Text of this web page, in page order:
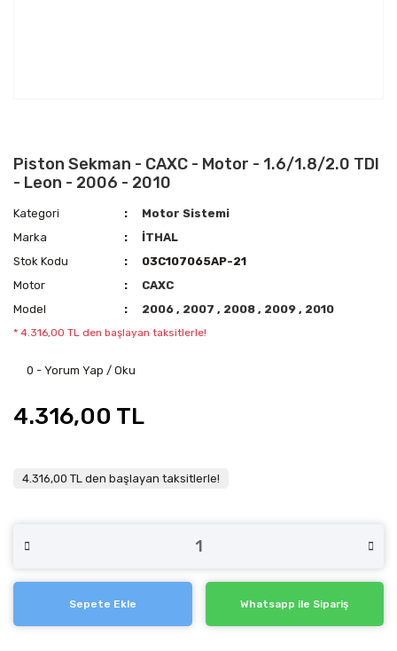
Piston Sekman - CAXC - Motor - 1.6/1.8/2.0 TDI
- Leon - 2006 - 2010
Kategori
Motor Sistemi
Marka
İTHAL
Stok Kodu
03C107065AP-21
Motor
CAXC
Model
2006, 2007, 2008, 2009, 2010
* 4.316,00 TL den başlayan taksitlerle!
0 - Yorum Yap / Oku
4.316,00 TL
4.316,00 TL den başlayan taksitlerle!
Sepete Ekle Whatsapp ile Sipariş